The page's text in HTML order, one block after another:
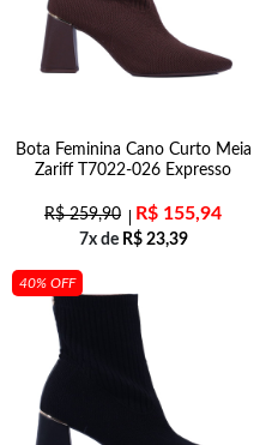
Bota Feminina Cano Curto Meia
Zariff T7022-026 Expresso
R$259,90 R$ 155,94
7x de R$23,39
40% OFF